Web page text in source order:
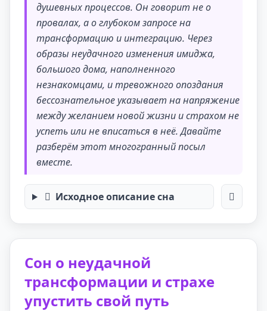
душевных процессов. Он говорит не о
провалах, а о глубоком запросе на
трансформацию и интеграцию. Через
образы неудачного изменения имиджа,
большого дома, наполненного
незнакомцами, и тревожного опоздания
бессознательное указывает на напряжение
между желанием новой жизни и страхом не
успеть или не вписаться в неё. Давайте
разберём этот многогранный посыл
вместе.
Исходное описание сна
Сон о неудачной
трансформации и страхе
упустить свой путь